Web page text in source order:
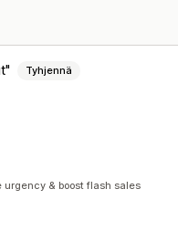
Tyhjennä
& boost flash sales